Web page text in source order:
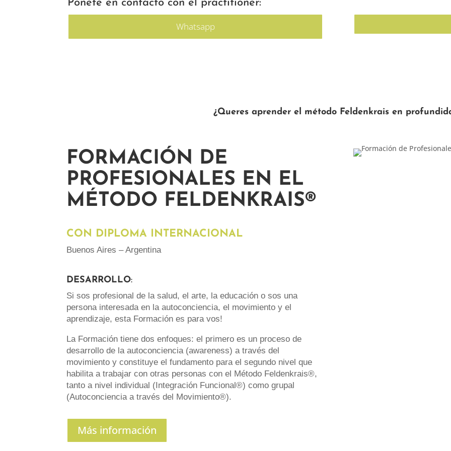
Ponete en contacto con el practitioner:
Whatsapp
¿Queres aprender el método Feldenkrais en
FORMACIÓN DE
PROFESIONALES EN EL
MÉTODO FELDENKRAIS®
CON DIPLOMA INTERNACIONAL
Buenos Aires – Argentina
DESARROLLO:
Si sos profesional de la salud, el arte, la educación o sos una
persona interesada en la autoconciencia, el movimiento y el
aprendizaje, esta Formación es para vos!
La Formación tiene dos enfoques: el primero es un proceso de
desarrollo de la autoconciencia (awareness) a través del
movimiento y constituye el fundamento para el segundo nivel que
habilita a trabajar con otras personas con el Método Feldenkrais®,
tanto a nivel individual (Integración Funcional®) como grupal
(Autoconciencia a través del Movimiento®).
Más información